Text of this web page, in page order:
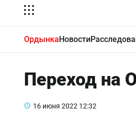
ОрдынкаНовости
Переход на
16 июня 2022 12:32